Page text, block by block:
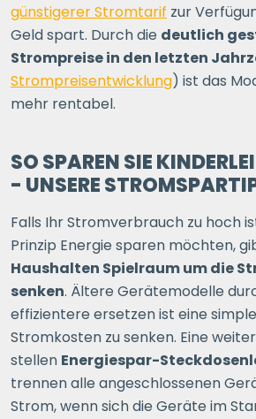
günstigerer Stromtarif zur
Geld spart. Durch die deutlich
Strompreise in den letzten
Strompreisentwicklung) ist das
mehr rentabel.
SO SPAREN SIE
- UNSERE
Falls Ihr Stromverbrauch zu hoch
Prinzip Energie sparen möchten,
Haushalten Spielraum um die
senken. Ältere Gerätemodelle
effizientere ersetzen ist eine
Stromkosten zu senken. Eine
stellen Energiespar-
trennen alle angeschlossenen
Strom, wenn sich die Geräte im